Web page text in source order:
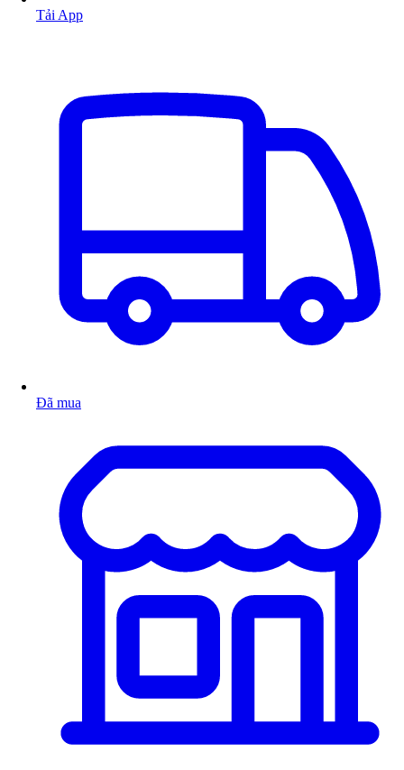
Tải App
Đã mua